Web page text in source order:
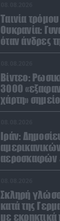
Ταινία
Ουκρανία:
όταν άνδρες
σύντροφό της
Βίντεο:
3000
χάρτη»
ουκρανικών
Ιράν:
αεροσκαφών
Σκληρή
κατά της
με